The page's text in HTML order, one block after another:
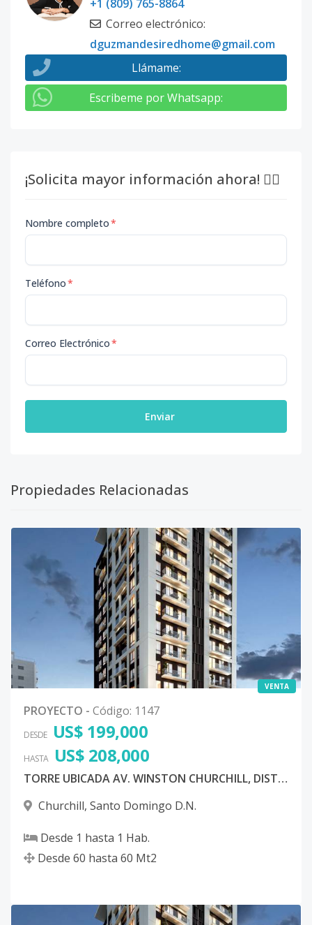
+1 (809) 765-8864
Correo electrónico:
dguzmandesiredhome@gmail.com
Llámame:
Escribeme por Whatsapp:
¡Solicita mayor información ahora! 👇🏽
Nombre completo*
Teléfono*
Correo Electrónico*
Enviar
Propiedades Relacionadas
VENTA
PROYECTO - Código: 1147
DESDE US$ 199,000
HASTA US$ 208,000
TORRE UBICADA AV. WINSTON CHURCHILL, DISTRITO NACIONAL
Churchill, Santo Domingo D.N.
Desde 1 hasta 1 Hab.
Desde 60 hasta 60 Mt2